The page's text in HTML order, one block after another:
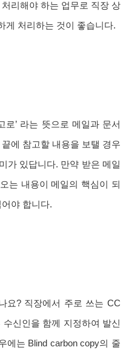
리해야 하는 업무로 직장 상
게 처리하는 것이 좋습니다.
로’ 라는 뜻으로 메일과 문서
에 참고할 내용을 보탤 경우
가 있답니다. 만약 받은 메일
는 내용이 메일의 핵심이 되
야 합니다.
요? 직장에서 주로 쓰는 CC
신인을 함께 지정하여 발신
에는 Blind carbon copy의 줄